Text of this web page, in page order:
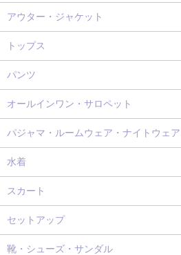
アウター・ジャケット
トップス
パンツ
オールインワン・サロペット
パジャマ・ルームウェア・ナイトウェア
水着
スカート
セットアップ
靴・シューズ・サンダル